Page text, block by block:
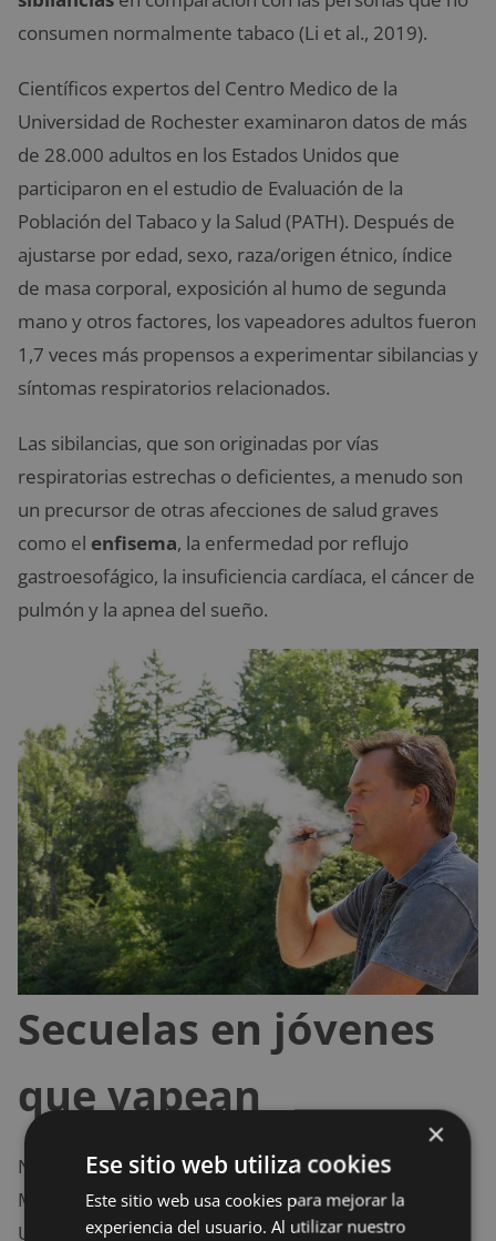
consumen normalmente tabaco (Li et al., 2019).
Científicos expertos del Centro Medico de la
Universidad de Rochester examinaron datos de más
de 28.000 adultos en los Estados Unidos que
participaron en el estudio de Evaluación de la
Población del Tabaco y la Salud (PATH). Después de
ajustarse por edad, sexo, raza/origen étnico, índice
de masa corporal, exposición al humo de segunda
mano y otros factores, los vapeadores adultos fueron
1,7 veces más propensos a experimentar sibilancias y
síntomas respiratorios relacionados.
Las sibilancias, que son originadas por vías
respiratorias estrechas o deficientes, a menudo son
un precursor de otras afecciones de salud graves
como el enfisema, la enfermedad por reflujo
gastroesofágico, la insuficiencia cardíaca, el cáncer de
pulmón y la apnea del sueño.
Secuelas en jóvenes
que vapean
Nuevas investigaciones realizadas por el profesor de
Medicina Ambiental en el Centro Medico de la
Universidad de Rochester, Irfan Rahman, establece
×
Ese sitio web utiliza cookies
Este sitio web usa cookies para mejorar la
experiencia del usuario. Al utilizar nuestro